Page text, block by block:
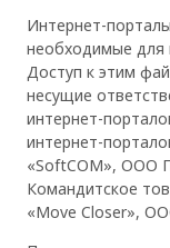
Интернет-
необходимые для
Доступ к этим
несущие
интернет-
интернет-
«SoftCOM», ООО
Командитское
«Move Closer»,